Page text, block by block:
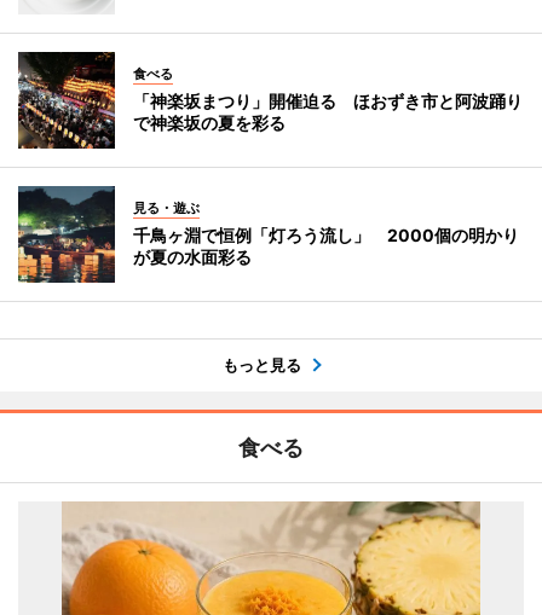
食べる
「神楽坂まつり」開催迫る ほおずき市と阿波踊り
で神楽坂の夏を彩る
見る・遊ぶ
千鳥ヶ淵で恒例「灯ろう流し」 2000個の明かり
が夏の水面彩る
もっと見る
食べる